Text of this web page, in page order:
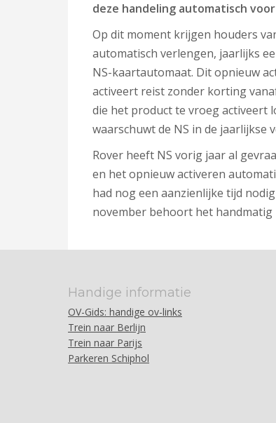
deze handeling automatisch
Op dit moment krijgen houders
automatisch verlengen, jaarlijks
NS-kaartautomaat. Dit opnieuw
activeert reist zonder korting
die het product te vroeg activeert
waarschuwt de NS in de jaarlijkse
Rover heeft NS vorig jaar al
en het opnieuw activeren
had nog een aanzienlijke tijd
november behoort het
Handige informatie
OV-Gids: handige ov-links
Trein naar Berlijn
Trein naar Parijs
Parkeren Schiphol